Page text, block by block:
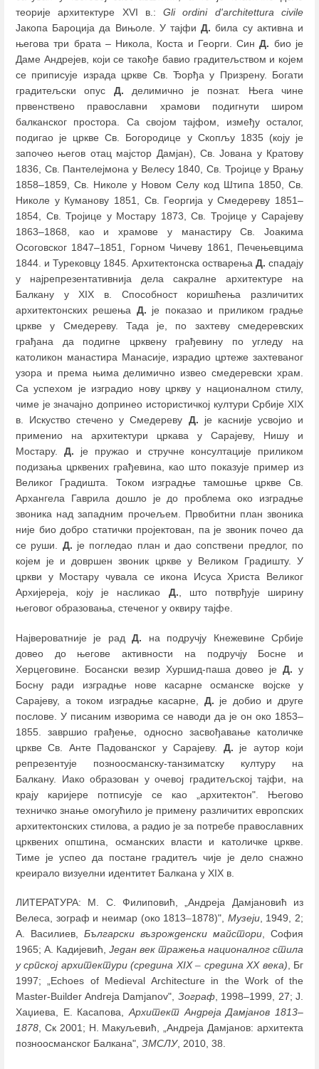
теорије архитектуре XVI в.:Gli ordini d'architettura civile
Јакопа Бароција да Вињоле. У тајфиД. била су активна и
његова три брата ‒ Никола, Коста и Георги. СинД. био је
Даме Андрејев, који се такође бавио градитељством и којем
се приписује израда цркве Св. Ђорђа у Призрену. Богати
градитељски опус Д. делимично је познат. Њега чине
првенствено православни храмови подигнути широм
балканског просторa. Са својом тајфом, између осталог,
подигао је цркве Св. Богородице у Скопљу 1835 (коју је
започео његов отац мајстор Дамјан), Св. Јована у Кратову
1836, Св. Пантелејмона у Велесу 1840, Св. Тројице у Врању
1858‒1859, Св. Николе у Новом Селу код Штипа 1850, Св.
Николе у Куманову 1851, Св. Георгија у Смедереву 1851‒
1854, Св. Тројице у Мостару 1873, Св. Тројице у Сарајеву
1863‒1868, као и храмове у манастиру Св. Јоакима
Осоговског 1847‒1851, Горном Чичеву 1861, Печењевцима
1844. и Турековцу 1845. Архитектонска остварења Д. спадају
у најрепрезентативнија дела сакралне архитектуре на
Балкану у XIX в. Способност коришћења различитих
архитектонских решења Д. је показао и приликом градње
цркве у Смедереву. Тада је, по захтеву смедеревских
грађана да подигне црквену грађевину по угледу на
католикон манастира Манасије, израдио цртеже захтеваног
узора и према њима делимично извео смедеревски храм.
Са успехом је изградио нову цркву у националном стилу,
чиме је значајно допринео истористичкој култури Србије XIX
в. Искуство стечено у Смедереву Д. је касније усвојио и
применио на архитектури цркава у Сарајеву, Нишу и
Мостару.Д. је пружао и стручне консултације приликом
подизања црквених грађевина, као што показује пример из
Великог Градишта. Током изградње тамошње цркве Св.
Архангела Гаврила дошло је до проблема око изградње
звоника над западним прочељем. Првобитни план звоника
није био добро статички пројектован, па је звоник почео да
се руши. Д. је погледао план и дао сопствени предлог, по
којем је и довршен звоник цркве у Великом Градишту. У
цркви у Мостару чувала се икона Исуса Христа Великог
Архијереја, коју је насликао Д., што потврђује ширину
његовог образовања, стеченог у оквиру тајфе.
Највероватније је радД. на подручју Кнежевине Србије
довео до његове активности на подручју Боснe и
Херцеговинe. Босански везир Хуршид-паша довео јеД. у
Босну ради изградње нове касарне османске војске у
Сарајеву, а током изградње касарне, Д. jе добио и друге
послове. У писаним изворима се наводи да је он око 1853‒
1855. завршио грађење, односно засвођавање католичке
цркве Св. Анте Падованског у Сарајеву. Д. је аутор који
репрезентује позноoсмaнску-танзиматску културу на
Балкану. Иако образован у очевој градитељској тајфи, на
крају каријере потписује се као „архитектон". Његово
техничко знање омогућило је примену различитих европских
архитектонских стилова, а радио је за потребе православних
црквених општина, османских власти и католичке цркве.
Тиме је успео да постане градитељ чије је дело снажно
креирало визуелни идентитет Балкана у XIX в.
ЛИТЕРАТУРА: М. С. Филиповић, „Андреја Дамјановић из
Велеса, зограф и неимар (око 1813–1878)", Музеји, 1949, 2;
А. Василиев, Български възрожденски майстори , София
1965; А. Кадијевић, Један век тражења националног стила
у српској архитектури (средина XIX– средина XX века) , Бг
1997; „Echoes of Medieval Architecture in the Work of the
Master-Builder Andreja Damjanov", Зограф, 1998‒1999, 27; J.
Хаџиева, Е. Касапова, Архитект Андреја Дамјанов 1813‒
1878 , Ск 2001; Н. Макуљевић, „Андреја Дамјанов: архитекта
позноосманског Балкана", ЗМСЛУ, 2010, 38.